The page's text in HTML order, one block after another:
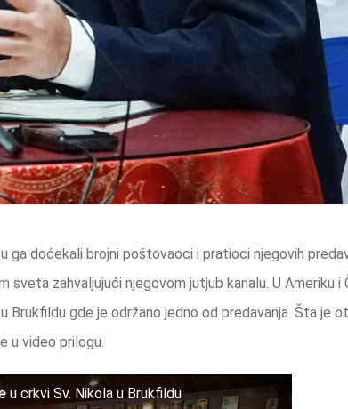
doćekali brojni poštovaoci i pratioci njegovih
zahvaljujući njegovom jutjub kanalu. U Ameriku i
gde je održano jedno od predavanja. Šta je
u video prilogu.
u crkvi Sv. Nikola u Brukfildu